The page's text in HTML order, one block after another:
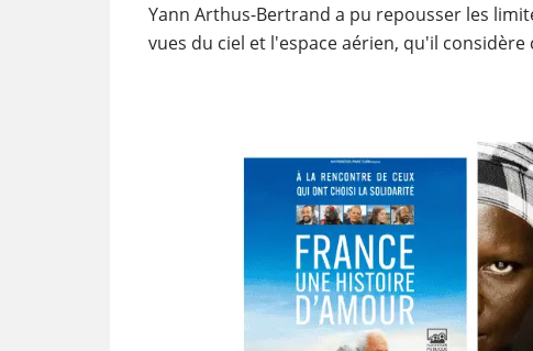
Yann Arthus-Bertrand a pu repousser les
vues du ciel et l'espace aérien, qu'il considère